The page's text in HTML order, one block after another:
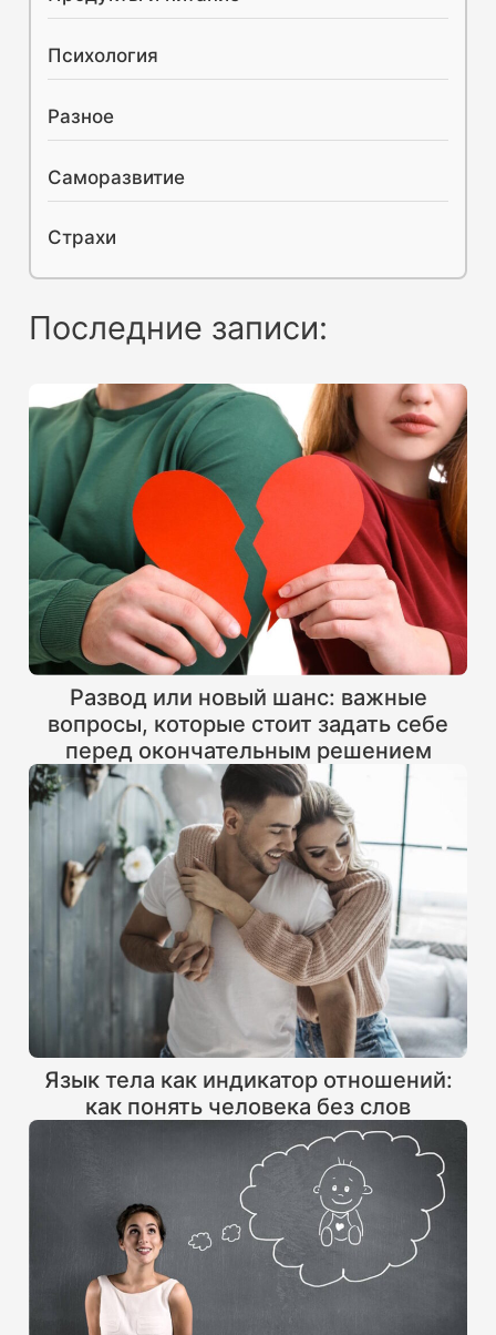
Психология
Разное
Саморазвитие
Страхи
Последние записи:
Развод или новый шанс: важные
вопросы, которые стоит задать себе
перед окончательным решением
Язык тела как индикатор отношений:
как понять человека без слов